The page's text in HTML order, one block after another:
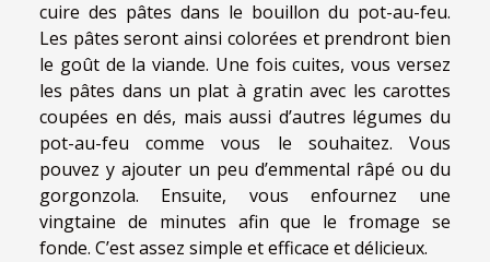
cuire des pâtes dans le bouillon du pot-au-feu.
Les pâtes seront ainsi colorées et prendront bien
le goût de la viande. Une fois cuites, vous versez
les pâtes dans un plat à gratin avec les carottes
coupées en dés, mais aussi d’autres légumes du
pot-au-feu comme vous le souhaitez. Vous
pouvez y ajouter un peu d’emmental râpé ou du
gorgonzola. Ensuite, vous enfournez une
vingtaine de minutes afin que le fromage se
fonde. C’est assez simple et efficace et délicieux.